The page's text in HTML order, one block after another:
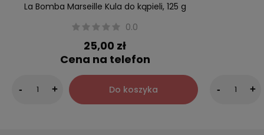
La Bomba Marseille Kula do kąpieli, 125 g
0.0
25,00 zł
Cena na telefon
- + Do koszyka - +